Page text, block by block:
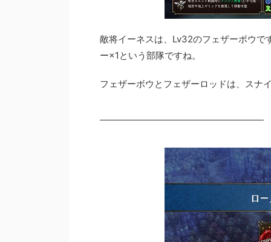
敵将イーネスは、Lv32のフェザーボウ
ー×1という部隊ですね。
フェザーボウとフェザーロッドは、スナ